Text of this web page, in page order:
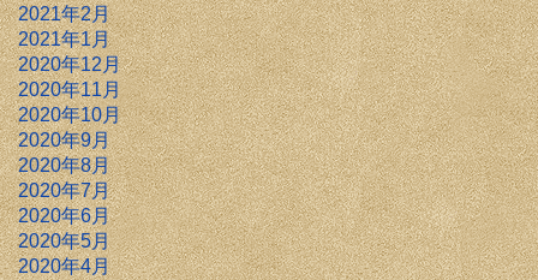
2021年2月
2021年1月
2020年12月
2020年11月
2020年10月
2020年9月
2020年8月
2020年7月
2020年6月
2020年5月
2020年4月